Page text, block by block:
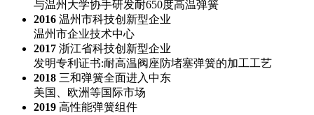
与温州大学协手研发耐650度高温弹簧
2016 温州市科技创新型企业
温州市企业技术中心
2017 浙江省科技创新型企业
发明专利证书:耐高温阀座防堵塞弹簧的加工工艺
2018 三和弹簧全面进入中东
美国、欧洲等国际市场
2019 高性能弹簧组件